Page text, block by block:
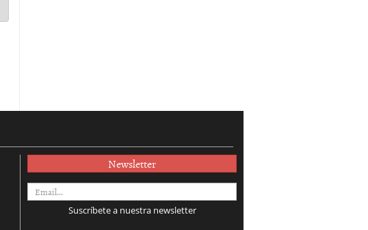
Newsletter
Suscríbete a nuestra newsletter